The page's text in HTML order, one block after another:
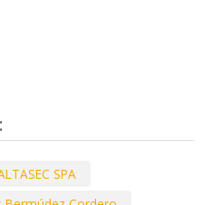
SPA